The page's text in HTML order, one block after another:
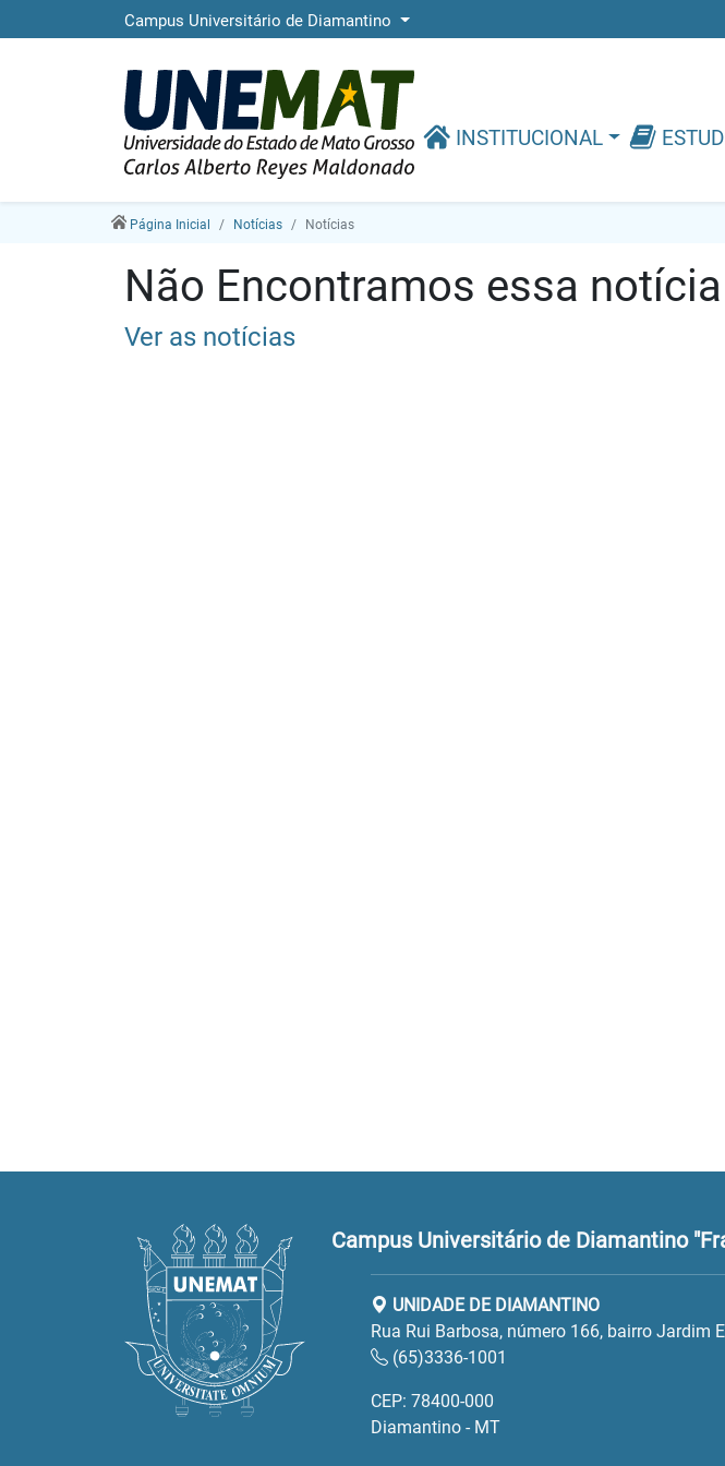
Campus Universitário de Diamantino
INSTITUCIONAL
Página Inicial Notícias Notícias
Não Encontramos essa notícia
Ver as notícias
Campus Universitário de Diamantino
UNIDADE DE DIAMANTINO
Rua Rui Barbosa, número 166, bairro Jardim
(65)3336-1001
CEP: 78400-000
Diamantino - MT